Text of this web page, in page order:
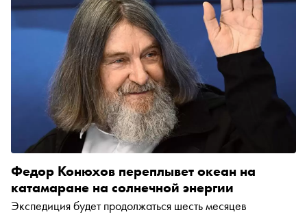
Федор Конюхов переплывет океан на
катамаране на солнечной энергии
Экспедиция будет продолжаться шесть месяцев